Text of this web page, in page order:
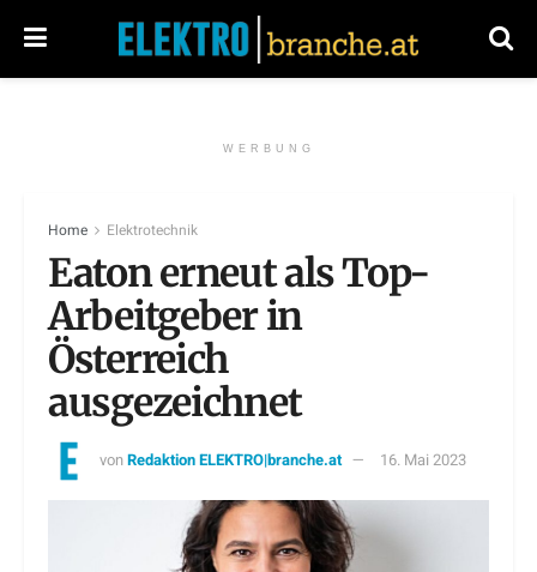
WERBUNG
Home Elektrotechnik
Eaton erneut als Top-
Arbeitgeber in
Österreich
ausgezeichnet
vonRedaktion ELEKTRO|branche.at 16. Mai 2023